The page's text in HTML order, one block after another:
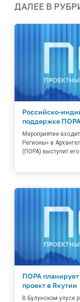
ДАЛЕЕ В
Российско-
поддержке
Мероприятие
Регионы» в
(ПОРА) выступит
ПОРА планирует
проект в Якутии
В Булунском улусе